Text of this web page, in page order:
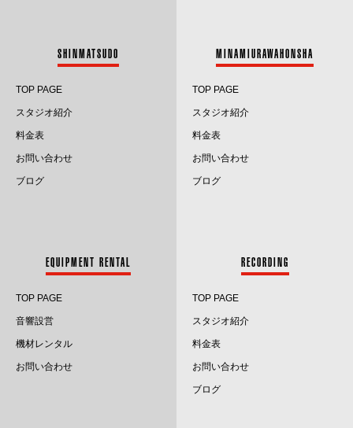
SHINMATSUDO
TOP PAGE
スタジオ紹介
料金表
お問い合わせ
ブログ
MINAMIURAWAHONSHA
TOP PAGE
スタジオ紹介
料金表
お問い合わせ
ブログ
EQUIPMENT RENTAL
TOP PAGE
音響設営
機材レンタル
お問い合わせ
RECORDING
TOP PAGE
スタジオ紹介
料金表
お問い合わせ
ブログ